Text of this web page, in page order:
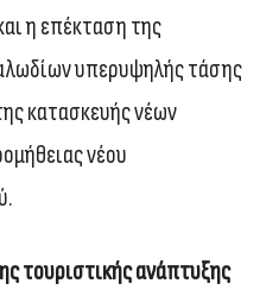
η επέκταση της
υπερυψηλής τάσης
κατασκευής νέων
νέου
τουριστικής ανάπτυξης